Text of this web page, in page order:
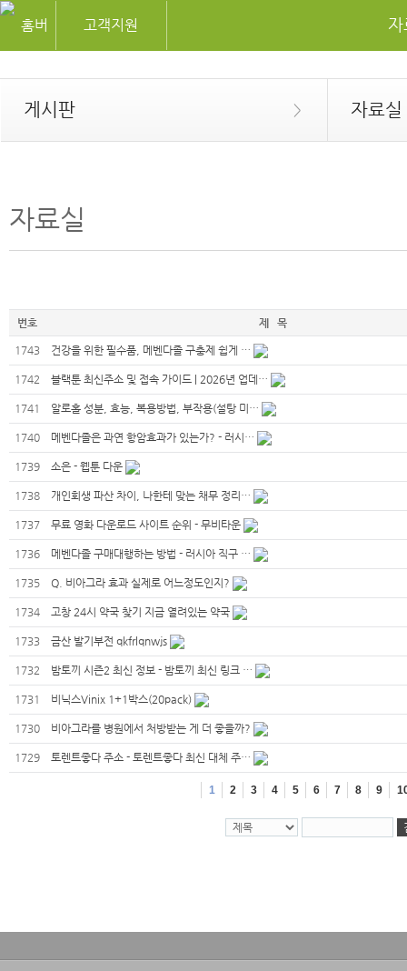
고객지원
>
게시판 자료실
자료실
번호 제 목
1743 건강을 위한 필수품, 메벤다졸 구충제 쉽게 …
1742 블랙툰 최신주소 및 접속 가이드 | 2026년 업데…
1741 알로홀 성분, 효능, 복용방법, 부작용(설탕 미…
1740 메벤다졸은 과연 항암효과가 있는가? - 러시…
1739 소은 - 웹툰 다운
1738 개인회생 파산 차이, 나한테 맞는 채무 정리…
1737 무료 영화 다운로드 사이트 순위 - 무비타운
1736 메벤다졸 구매대행하는 방법 - 러시아 직구 …
1735 Q. 비아그라 효과 실제로 어느정도인지?
1734 고창 24시 약국 찾기 지금 열려있는 약국
1733 금산 발기부전 qkfrlqnwjs
1732 밤토끼 시즌2 최신 정보 - 밤토끼 최신 링크 …
1731 비닉스Vinix 1+1박스(20pack)
1730 비아그라를 병원에서 처방받는 게 더 좋을까?
1729 토렌트좋다 주소 - 토렌트좋다 최신 대체 주…
1 2 3 4 5 6 7 8 9